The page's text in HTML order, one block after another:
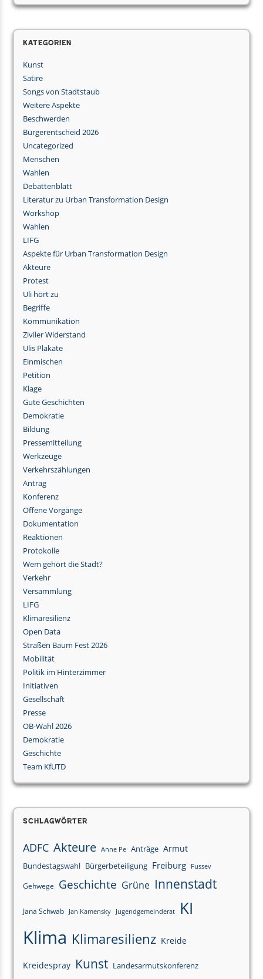
Kategorien
Kunst
Satire
Songs von Stadtstaub
Weitere Aspekte
Beschwerden
Bürgerentscheid 2026
Uncategorized
Menschen
Wahlen
Debattenblatt
Literatur zu Urban Transformation Design
Workshop
Wahlen
LIFG
Aspekte für Urban Transformation Design
Akteure
Protest
Uli hört zu
Begriffe
Kommunikation
Ziviler Widerstand
Ulis Plakate
Einmischen
Petition
Klage
Gute Geschichten
Demokratie
Bildung
Pressemitteilung
Werkzeuge
Verkehrszählungen
Antrag
Konferenz
Offene Vorgänge
Dokumentation
Reaktionen
Protokolle
Wem gehört die Stadt?
Verkehr
Versammlung
LIFG
Klimaresilienz
Open Data
Straßen Baum Fest 2026
Mobilität
Politik im Hinterzimmer
Initiativen
Gesellschaft
Presse
OB-Wahl 2026
Demokratie
Geschichte
Team KfUTD
Schlagwörter
ADFC Akteure Anne Pe Anträge Armut
Bundestagswahl Bürgerbeteiligung Freiburg Fussev
Gehwege Geschichte Grüne Innenstadt
Jana Schwab Jan Kamensky Jugendgemeinderat KI
Klima Klimaresilienz Kreide
Kreidespray Kunst Landesarmutskonferenz